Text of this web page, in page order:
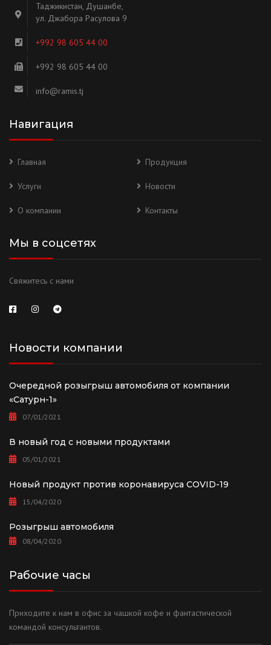
Таджикистан, Душанбе,
ул. Джабора Расулова 9
+992 98 605 44 00
+992 98 605 44 00
info@ramis.tj
Навигация
Главная Продукция
Услуги Новости
О компании Контакты
Мы в соцсетях
Свяжитесь с нами
Новости компании
Очередной розыгрыш автомобиля от компании
«Сатурн-1»
07/01/2021
В новый год с новыми продуктами
05/01/2021
Новый продукт против коронавируса COVID-19
15/04/2020
Розыгрыш автомобиля
08/04/2020
Рабочие часы
Приходите к нам в офис за чашкой кофе и фантастической
командой консультантов.